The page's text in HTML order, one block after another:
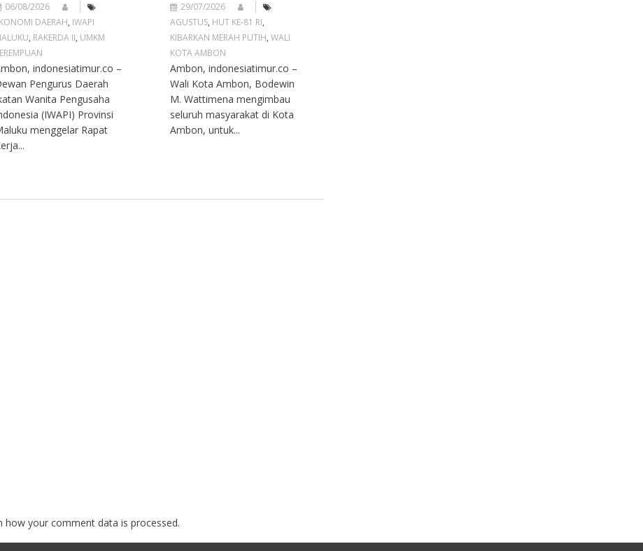
06/08/2026
DAERAH, IWAPI
, RAKERDA II, UMKM
indonesiatimur.co –
Pengurus Daerah
Wanita Pengusaha
(IWAPI) Provinsi
menggelar Rapat
29/07/2026
AGUSTUS, HUT KE-81 RI,
KIBARKAN MERAH PUTIH,WALI
KOTA AMBON
Ambon, indonesiatimur.co –
Wali Kota Ambon, Bodewin
M. Wattimena mengimbau
seluruh masyarakat di Kota
Ambon, untuk...
how your comment data is processed.